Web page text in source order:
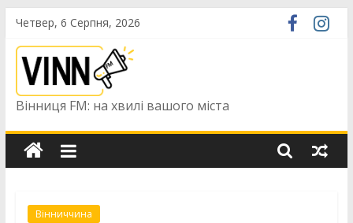
Skip
content
Четвер, 6 Серпня, 2026
Вінниця FM: на хвилі вашого міста
Вінниччина